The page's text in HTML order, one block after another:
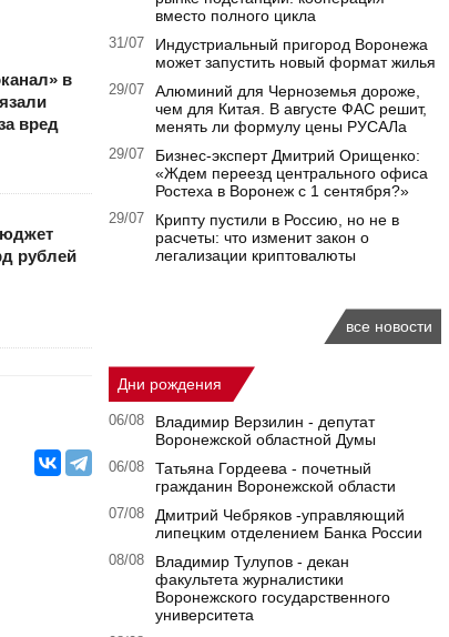
в
вред
рублей
вместо полного цикла
31/07
Индустриальный пригород Воронежа
может запустить новый формат жилья
29/07
Алюминий для Черноземья дороже,
чем для Китая. В августе ФАС решит,
менять ли формулу цены РУСАЛа
29/07
Бизнес-эксперт Дмитрий Орищенко:
«Ждем переезд центрального офиса
Ростеха в Воронеж с 1 сентября?»
29/07
Крипту пустили в Россию, но не в
расчеты: что изменит закон о
легализации криптовалюты
все новости
Дни рождения
06/08
Владимир Верзилин - депутат
Воронежской областной Думы
06/08
Татьяна Гордеева - почетный
гражданин Воронежской области
07/08
Дмитрий Чебряков -управляющий
липецким отделением Банка России
08/08
Владимир Тулупов - декан
факультета журналистики
Воронежского государственного
университета